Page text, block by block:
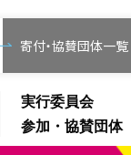
寄付・協賛団体一覧
実行委員会
参加・協賛団体